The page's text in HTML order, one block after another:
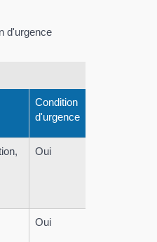
d'urgence
Condition
d'urgence
Oui
Oui